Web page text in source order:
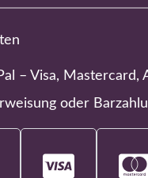
– Visa, Mastercard,
oder